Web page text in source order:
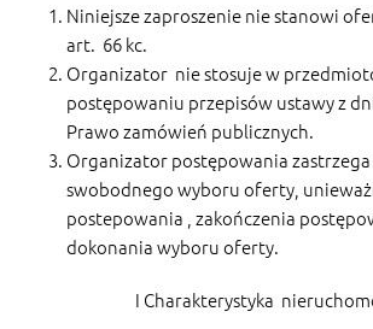
Niniejsze zaproszenie nie stanowi
art. 66 kc.
Organizator nie stosuje w
postępowaniu przepisów ustawy z
Prawo zamówień publicznych.
Organizator postępowania
swobodnego wyboru oferty,
postepowania , zakończenia
dokonania wyboru oferty.
I Charakterystyka